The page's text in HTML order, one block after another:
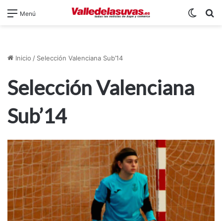
Menú
Inicio / Selección Valenciana Sub’14
Selección Valenciana
Sub’14